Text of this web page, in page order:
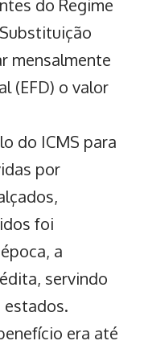
do Regime
mensalmente
(EFD) o valor
do ICMS para
por
foi
a
servindo
estados.
era até